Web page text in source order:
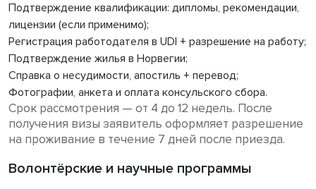
Подтверждение квалификации: дипломы, рекомендации,
лицензии (если применимо);
Регистрация работодателя в UDI + разрешение на работу;
Подтверждение жилья в Норвегии;
Справка о несудимости, апостиль + перевод;
Фотографии, анкета и оплата консульского сбора.
Срок рассмотрения — от 4 до 12 недель. После
получения визы заявитель оформляет разрешение
на проживание в течение 7 дней после приезда.
Волонтёрские и научные программы